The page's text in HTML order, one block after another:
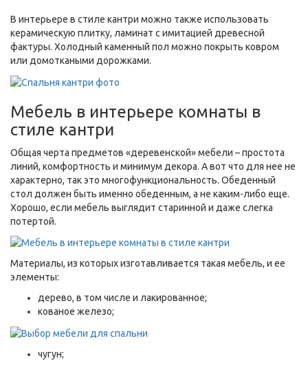
В интерьере в стиле кантри можно также использовать
керамическую плитку, ламинат с имитацией древесной
фактуры. Холодный каменный пол можно покрыть ковром
или домоткаными дорожками.
Мебель в интерьере комнаты в
стиле кантри
Общая черта предметов «деревенской» мебели – простота
линий, комфортность и минимум декора. А вот что для нее не
характерно, так это многофункциональность. Обеденный
стол должен быть именно обеденным, а не каким-либо еще.
Хорошо, если мебель выглядит старинной и даже слегка
потертой.
Материалы, из которых изготавливается такая мебель, и ее
элементы:
дерево, в том числе и лакированное;
кованое железо;
чугун;